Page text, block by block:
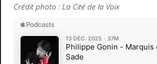
Crédit photo : La Cité de la Voix